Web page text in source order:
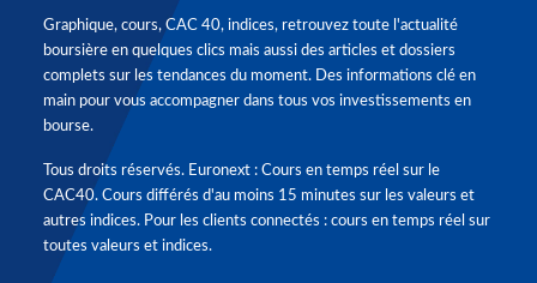
Graphique, cours, CAC 40, indices, retrouvez toute l'actualité
boursière en quelques clics mais aussi des articles et dossiers
complets sur les tendances du moment. Des informations clé en
main pour vous accompagner dans tous vos investissements en
bourse.
Tous droits réservés. Euronext : Cours en temps réel sur le
CAC40. Cours différés d'au moins 15 minutes sur les valeurs et
autres indices. Pour les clients connectés : cours en temps réel sur
toutes valeurs et indices.